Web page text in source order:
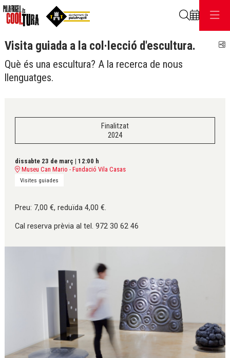
Visita guiada a la col·lecció d'escultura.
Què és una escultura? A la recerca de nous
llenguatges.
Finalitzat
2024
dissabte 23 de març | 12:00 h
Museu Can Mario - Fundació Vila Casas
Visites guiades
Preu: 7,00 €, reduïda 4,00 €.
Cal reserva prèvia al tel. 972 30 62 46